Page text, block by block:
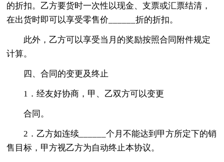
的折扣。乙方要货时一次性以现金、支票或汇票结清，
在出货时即可以享受零售价______折的折扣。
此外，乙方可以享受当月的奖励按照合同附件规定
计算。
四、合同的变更及终止
1．经友好协商，甲、乙双方可以变更
合同。
2．乙方如连续______个月不能达到甲方所定下的销
售目标，甲方视乙方为自动终止本协议。